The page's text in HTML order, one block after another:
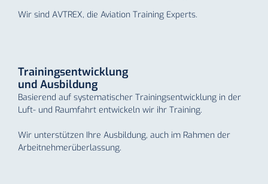
Wir sind AVTREX, die Aviation Training Experts.
Trainingsentwicklung
und Ausbildung
Basierend auf systematischer Trainingsentwicklung in der
Luft- und Raumfahrt entwickeln wir ihr Training.
Wir unterstützen Ihre Ausbildung, auch im Rahmen der
Arbeitnehmer­überlassung.